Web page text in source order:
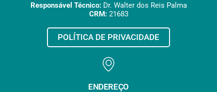
Responsável Técnico:Dr. Walter dos Reis Palma
CRM:21683
POLÍTICA DE PRIVACIDADE
ENDEREÇO